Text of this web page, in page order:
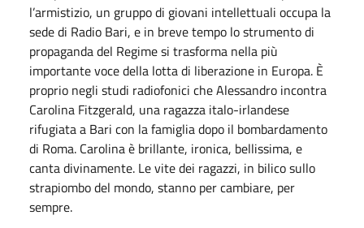
l’armistizio, un gruppo di giovani intellettuali occupa la
sede di Radio Bari, e in breve tempo lo strumento di
propaganda del Regime si trasforma nella più
importante voce della lotta di liberazione in Europa. È
proprio negli studi radiofonici che Alessandro incontra
Carolina Fitzgerald, una ragazza italo-irlandese
rifugiata a Bari con la famiglia dopo il bombardamento
di Roma. Carolina è brillante, ironica, bellissima, e
canta divinamente. Le vite dei ragazzi, in bilico sullo
strapiombo del mondo, stanno per cambiare, per
sempre.